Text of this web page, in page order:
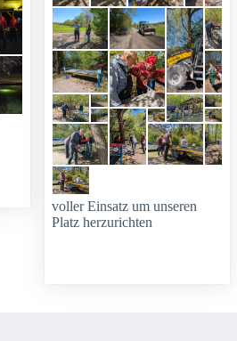
voller Einsatz um unseren
Platz herzurichten